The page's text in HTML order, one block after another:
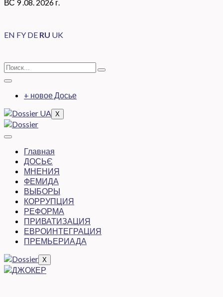
ВС 9 .08. 2026 г.
EN FY DE RU UK
+ новое Досье
X
Главная
ДОСЬЄ
МНЕНИЯ
ФЕМИДА
ВЫБОРЫ
КОРРУПЦИЯ
РЕФОРМА
ПРИВАТИЗАЦИЯ
ЕВРОИНТЕГРАЦИЯ
ПРЕМЬЕРИАДА
X